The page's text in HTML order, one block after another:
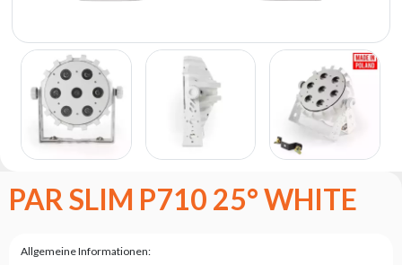
Satzung
Kontakt
Karriere
Serviceanfrage
Rücksendung
Produkts
nach dem
Leasing
PAR SLIM P710 25° WHITE
Allgemeine Informationen: